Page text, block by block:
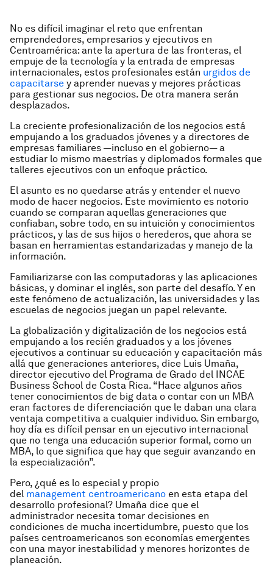
No es difícil imaginar el reto que enfrentan
emprendedores, empresarios y ejecutivos en
Centroamérica: ante la apertura de las fronteras, el
empuje de la tecnología y la entrada de empresas
internacionales, estos profesionales están urgidos de
capacitarse y aprender nuevas y mejores prácticas
para gestionar sus negocios. De otra manera serán
desplazados.
La creciente profesionalización de los negocios está
empujando a los graduados jóvenes y a directores de
empresas familiares —incluso en el gobierno— a
estudiar lo mismo maestrías y diplomados formales que
talleres ejecutivos con un enfoque práctico.
El asunto es no quedarse atrás y entender el nuevo
modo de hacer negocios. Este movimiento es notorio
cuando se comparan aquellas generaciones que
confiaban, sobre todo, en su intuición y conocimientos
prácticos, y las de sus hijos o herederos, que ahora se
basan en herramientas estandarizadas y manejo de la
información.
Familiarizarse con las computadoras y las aplicaciones
básicas, y dominar el inglés, son parte del desafío. Y en
este fenómeno de actualización, las universidades y las
escuelas de negocios juegan un papel relevante.
La globalización y digitalización de los negocios está
empujando a los recién graduados y a los jóvenes
ejecutivos a continuar su educación y capacitación más
allá que generaciones anteriores, dice Luis Umaña,
director ejecutivo del Programa de Grado del INCAE
Business School de Costa Rica. “Hace algunos años
tener conocimientos de big data o contar con un MBA
eran factores de diferenciación que le daban una clara
ventaja competitiva a cualquier individuo. Sin embargo,
hoy día es difícil pensar en un ejecutivo internacional
que no tenga una educación superior formal, como un
MBA, lo que significa que hay que seguir avanzando en
la especialización”.
Pero, ¿qué es lo especial y propio
del management centroamericano en esta etapa del
desarrollo profesional? Umaña dice que el
administrador necesita tomar decisiones en
condiciones de mucha incertidumbre, puesto que los
países centroamericanos son economías emergentes
con una mayor inestabilidad y menores horizontes de
planeación.